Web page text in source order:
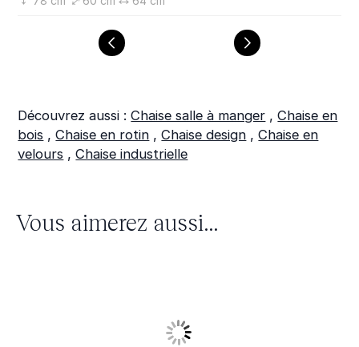
Découvrez aussi : Chaise salle à manger ,Chaise en
bois ,Chaise en rotin ,Chaise design ,Chaise en
velours ,Chaise industrielle
Vous aimerez aussi...